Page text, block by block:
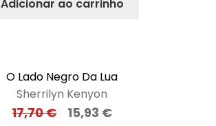
Adicionar ao carrinho
O Lado Negro Da Lua
Sherrilyn Kenyon
17,70€ 15,93 €